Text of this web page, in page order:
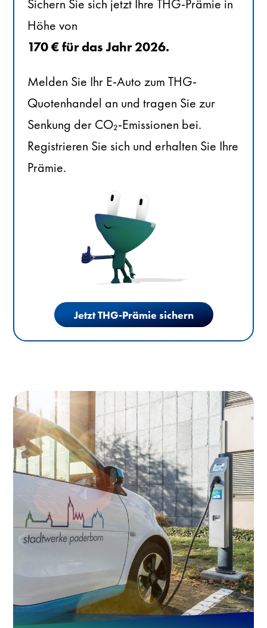
Sichern Sie sich jetzt Ihre THG-Prämie in
Höhe von
170 € für das Jahr 2026.
Melden Sie Ihr E-Auto zum THG-
Quotenhandel an und tragen Sie zur
Senkung der CO₂-Emissionen bei.
Registrieren Sie sich und erhalten Sie Ihre
Prämie.
Jetzt THG-Prämie sichern